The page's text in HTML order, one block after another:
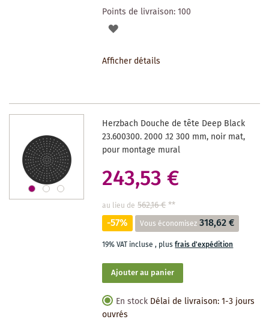
Points de livraison:100
AJOUTER
SOUHAITS
Afficher détails
Herzbach Douche de tête Deep Black
23.600300. 2000 .12 300 mm, noir mat,
pour montage mural
243,53 €
au lieu de 562,16 €**
-57% Vous économisez 318,62 €
19% VAT incluse, plusfrais d'expédition
Ajouter au panier
En stock Délai de livraison: 1-3 jours
ouvrés